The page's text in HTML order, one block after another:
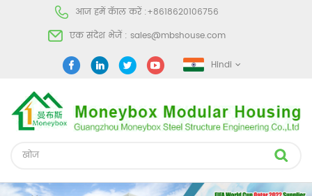
आज हमें कॅाल करें :+8618620106756
एक संदेश भेजें : sales@mbshouse.com
Hindi